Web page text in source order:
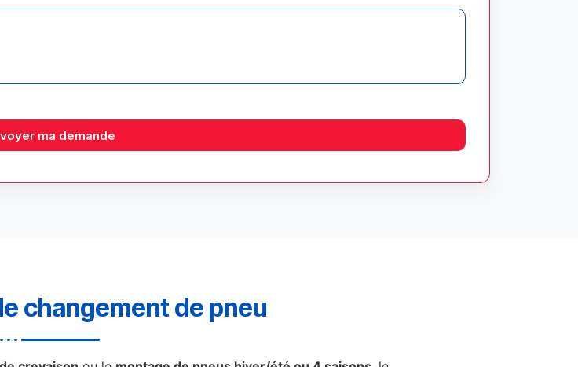
ma demande
changement de pneu